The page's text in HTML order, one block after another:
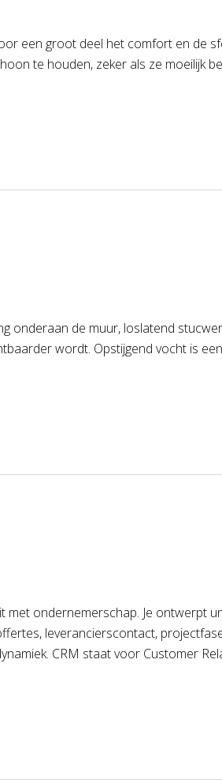
een groot deel het comfort en de
te houden, zeker als ze moeilijk
onderaan de muur, loslatend
wordt. Opstijgend vocht is
ondernemerschap. Je ontwerpt
leverancierscontact,
CRM staat voor Customer